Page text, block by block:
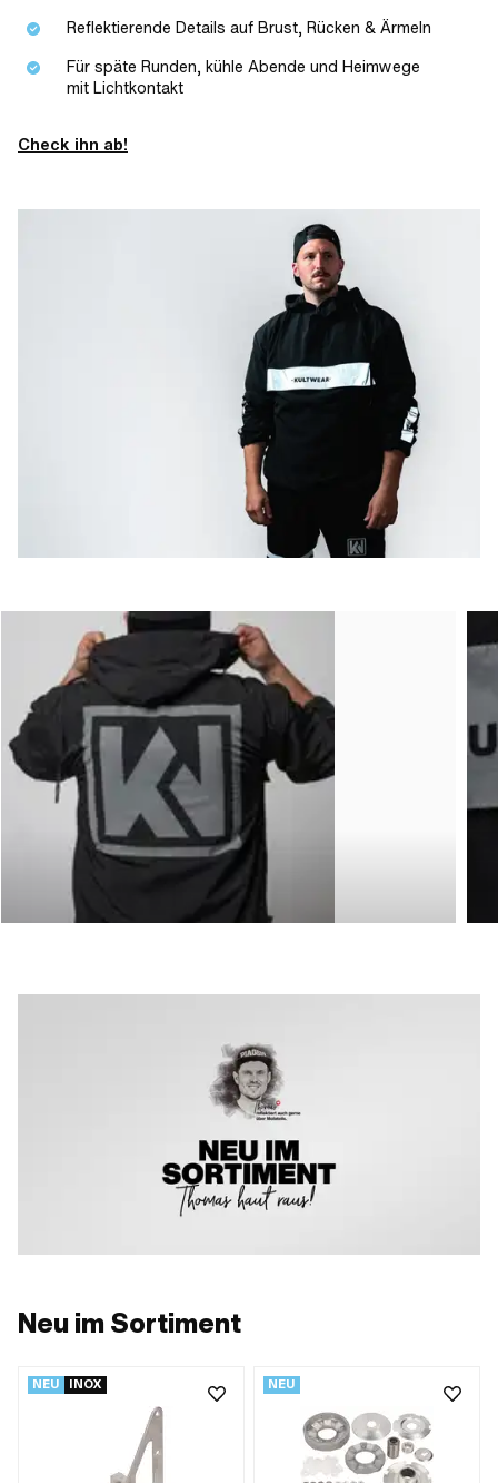
Reflektierende Details auf Brust, Rücken & Ärmeln
Für späte Runden, kühle Abende und Heimwege
mit Lichtkontakt
Check ihn ab!
Neu im Sortiment
NEU INOX NEU